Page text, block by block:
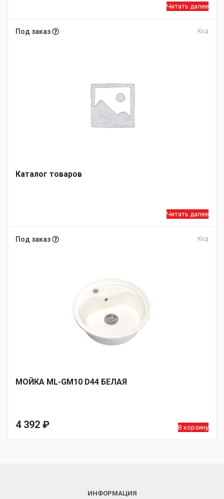
Читать далее
Под заказ Код
Каталог товаров
Читать далее
Под заказ Код
МОЙКA ML-GM10 D44 БЕЛАЯ
4 392 ₽ В корзину
ИНФОРМАЦИЯ